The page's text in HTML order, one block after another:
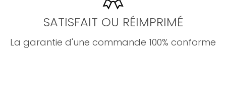
SATISFAIT OU RÉIMPRIMÉ
La garantie d'une commande 100% conforme